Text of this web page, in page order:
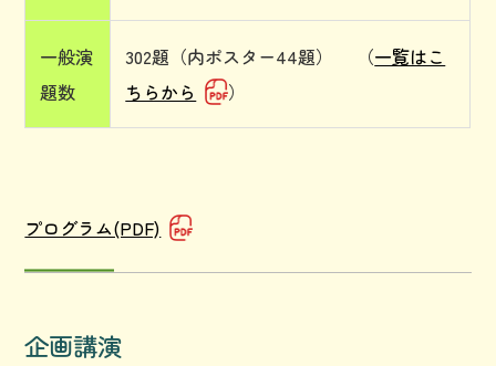
一般演
題数
302題（内ポスター44題） （一覧はこ
ちらから
）
プログラム(PDF)
企画講演